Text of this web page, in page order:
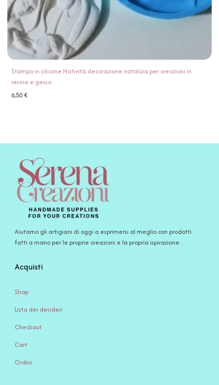
Stampo in silicone Natività decorazione natalizia per creazioni in
resina e gesso
6,50€
Aiutamo gli artigiani di oggi a esprimersi al meglio con prodotti
fatti a mano per le proprie creazioni e la propria ispirazione.
Acquisti
Shop
Lista dei desideri
Checkout
Cart
Ordini